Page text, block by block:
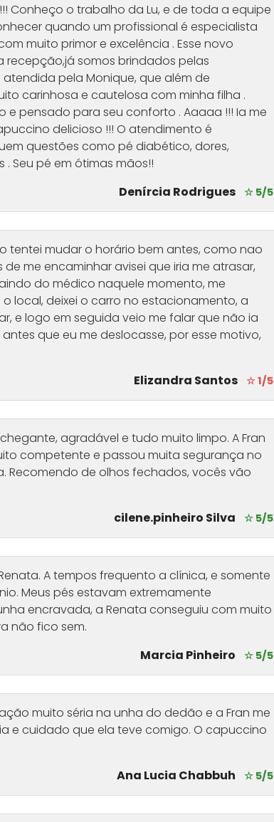
Conheço o trabalho da Lu, e de toda a equipe
quando um profissional é especialista
muito primor e excelência . Esse novo
recepção,já somos brindados pelas
pela Monique, que além de
carinhosa e cautelosa com minha filha .
e pensado para seu conforto . Aaaaa !!! Ia me
delicioso !!! O atendimento é
questões como pé diabético, dores,
Seu pé em ótimas mãos!!
Denírcia Rodrigues
☆ 5/5
tentei mudar o horário bem antes, como nao
me encaminhar avisei que iria me atrasar,
do médico naquele momento, me
local, deixei o carro no estacionamento, a
e logo em seguida veio me falar que não ia
que eu me deslocasse, por esse motivo,
Elizandra Santos
☆ 1/5
agradável e tudo muito limpo. A Fran
competente e passou muita segurança no
Recomendo de olhos fechados, vocês vão
cilene.pinheiro Silva
☆ 5/5
A tempos frequento a clínica, e somente
Meus pés estavam extremamente
encravada, a Renata conseguiu com muito
não fico sem.
Marcia Pinheiro
☆ 5/5
muito séria na unha do dedão e a Fran me
e cuidado que ela teve comigo. O capuccino
Ana Lucia Chabbuh
☆ 5/5